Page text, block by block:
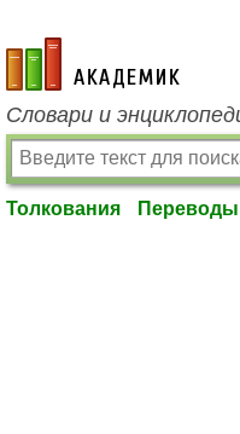
academic.ru
Словари и
Толкования Переводы